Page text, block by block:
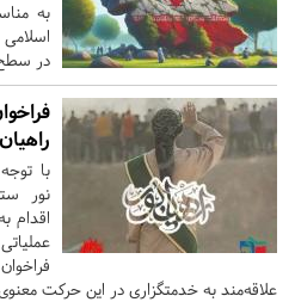
به
در
با
نور
اقدام
علاقه‌مند به خدمتگزاری در این حرکت